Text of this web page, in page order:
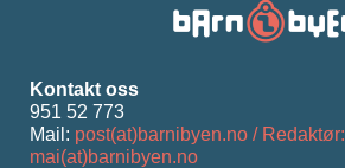
Kontakt oss
951 52 773
Mail: post(at)barnibyen.no / Redaktør:
mai(at)barnibyen.no